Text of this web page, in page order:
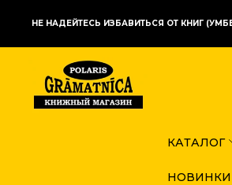
НЕ НАДЕЙТЕСЬ ИЗБАВИТЬСЯ ОТ КНИГ
КАТАЛОГ
НОВИНКИ